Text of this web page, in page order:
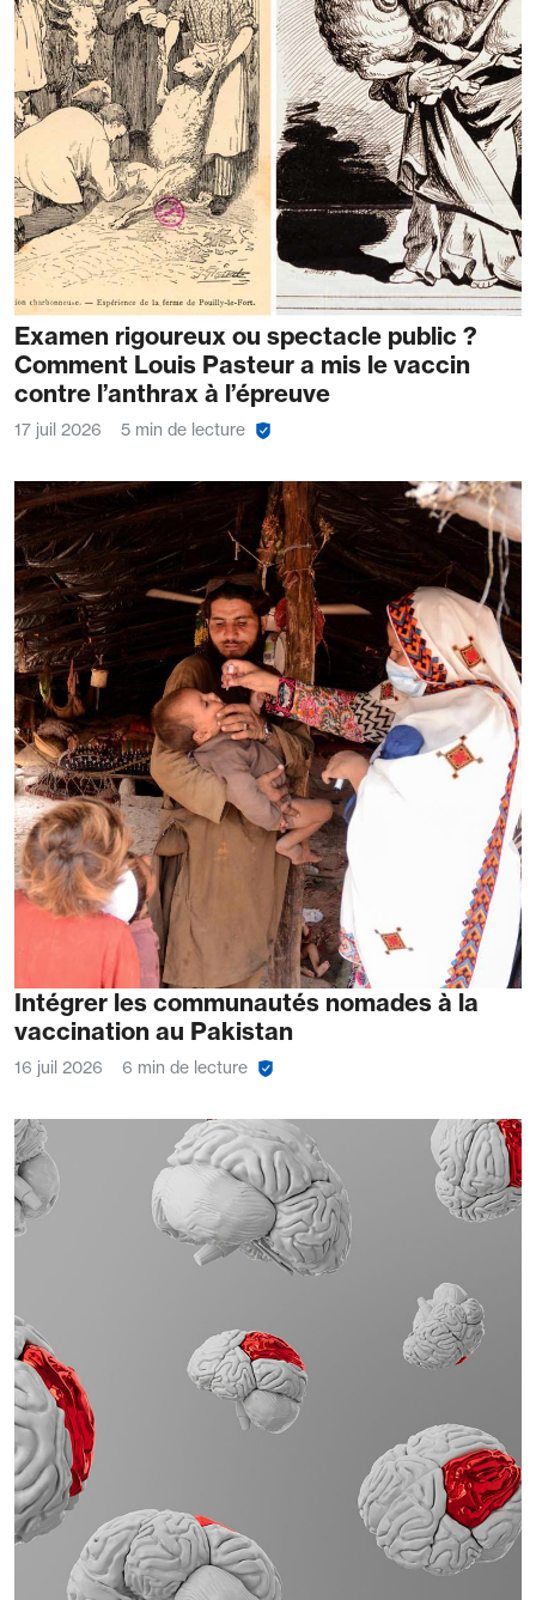
Examen rigoureux ou spectacle public ?
Comment Louis Pasteur a mis le vaccin
contre l’anthrax à l’épreuve
17 juil 2026 5 min de lecture
Intégrer les communautés nomades à la
vaccination au Pakistan
16 juil 2026 6 min de lecture